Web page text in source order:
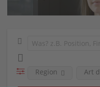
Region Art